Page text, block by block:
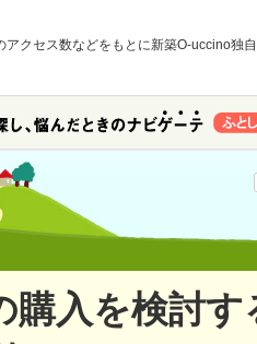
クセス数などをもとに新築O-uccino独
購入を検討